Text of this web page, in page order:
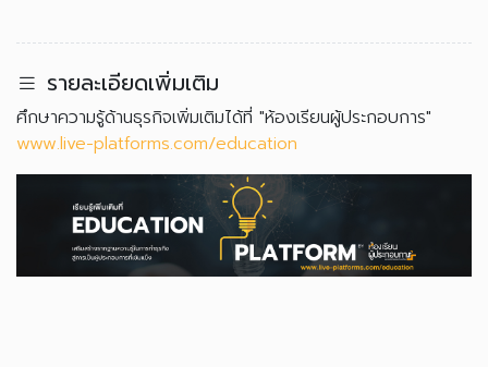
รายละเอียดเพิ่มเติม
ศึกษาความรู้ด้านธุรกิจเพิ่มเติมได้ที่ "ห้องเรียนผู้ประกอบการ"
www.live-platforms.com/education